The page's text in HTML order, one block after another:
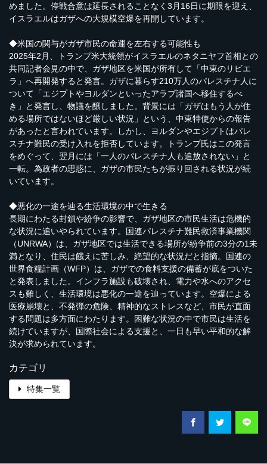
めました。停戦合意は延長されることなく3月16日に期限を迎え、
イスラエルはガザへの大規模空爆を再開しています。
◆米国の関与がガザ市民の命運を左右する可能性も
2025年2月、トランプ米大統領がイスラエルのネタニヤフ首相との
共同記者会見の中で、ガザ地区を米国が所有して「中東のリビエ
ラ」へ再開発すると発言。ガザに暮らす210万人のパレスチナ人に
ついて「エジプトやヨルダンといったアラブ諸国へ移住するべ
き」と発言し、物議を醸しました。背景には「ガザはもう人が住
める場所ではないほど厳しい状況」という、中東特使からの報告
があったと言われています。しかし、ヨルダンやエジプトはパレ
スチナ難民の受け入れを拒否しています。トランプ氏はこの発言
をめぐって、翌月には「一人のパレスチナ人も追放されない」と
一転。為政者の思惑に、ガザの市民たちが振り回される状況が続
いています。
◆悪化の一途を辿る生活環境の中で生きる
長期にわたる封鎖や紛争の影響で、ガザ地区の市民生活は危機的
な状況に追いやられています。国連パレスチナ難民救済事業機関
（UNRWA）は、ガザ地区では生活できる場所が紛争前の3分の1未
満となり、住民は餓えに苦しみ、絶望的な状況だと指摘。国連の
世界食糧計画（WFP）は、ガザでの食料支援の備蓄が底をついた
と発表しました。インフラ施設も破壊され、電力や水へのアクセ
スも難しく、生活環境は悪化の一途を辿っています。空爆による
医療崩壊と、不発弾の危険、精神的なストレスなど、市民が直面
する問題は多方面にわたります。困難な状況の中で市民は生活を
続けていますが、国際社会による支援と、一日も早い平和的な解
決が求められています。
カテゴリ
特集一覧